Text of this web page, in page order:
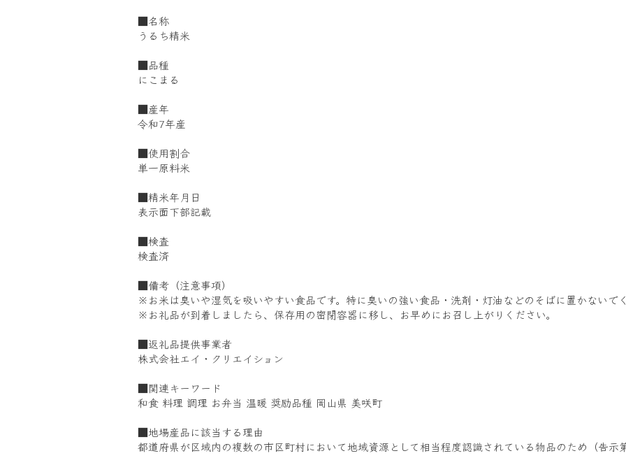
■名称
うるち精米
■品種
にこまる
■産年
令和7年産
■使用割合
単一原料米
■精米年月日
表示面下部記載
■検査
検査済
■備考（注意事項）
※お米は臭いや湿気を吸いやすい食品です。特に臭いの強い食品・洗剤・灯油などのそばに置かないでく
※お礼品が到着しましたら、保存用の密閉容器に移し、お早めにお召し上がりください。
■返礼品提供事業者
株式会社エイ・クリエイション
■関連キーワード
和食 料理 調理 お弁当 温暖 奨励品種 岡山県 美咲町
■地場産品に該当する理由
都道府県が区域内の複数の市区町村において地域資源として相当程度認識されている物品のため（告示